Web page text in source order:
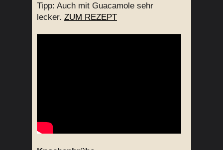
Tipp: Auch mit Guacamole sehr
lecker. ZUM REZEPT